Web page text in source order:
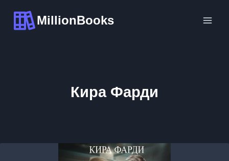
содержимому
MillionBooks
Кира Фарди